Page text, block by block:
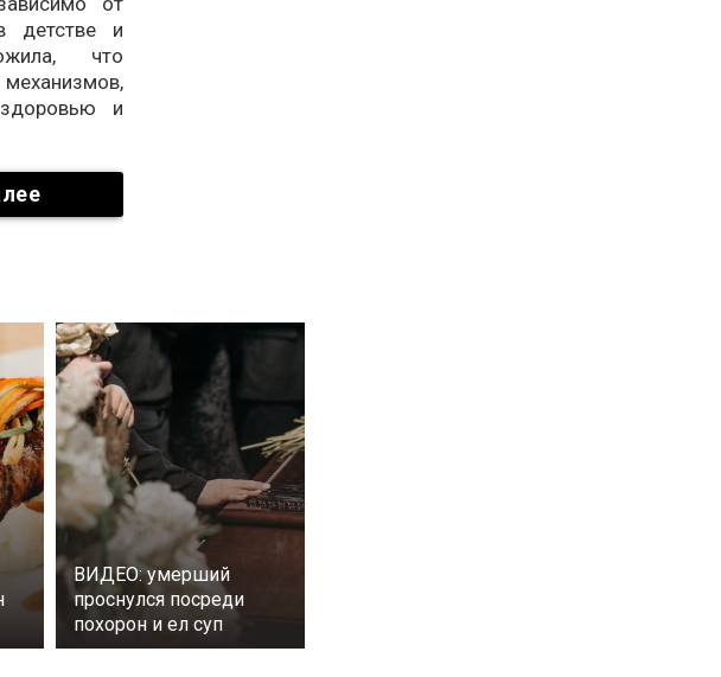
детстве и
что
и
ВИДЕО: умерший
проснулся посреди
похорон и ел суп